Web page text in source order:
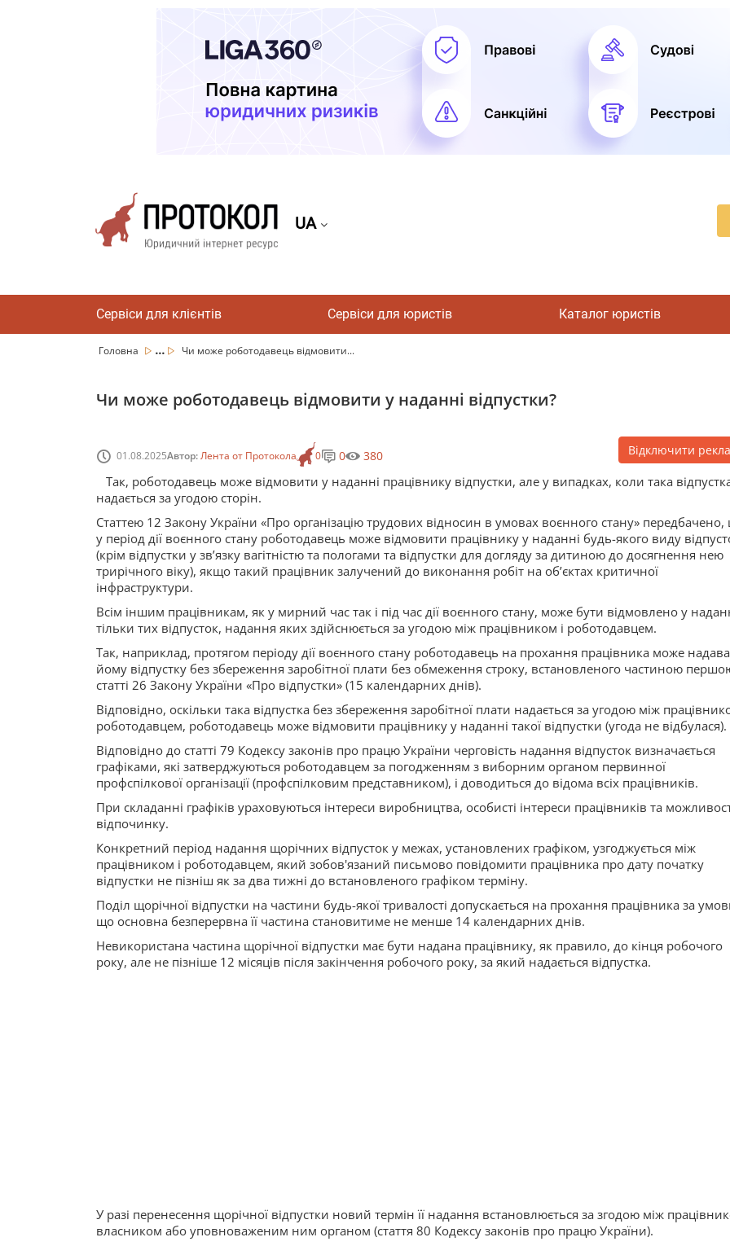
UA
Сервіси для клієнтів Сервіси для юристів Каталог юристів
Головна ... Чи може роботодавець відмовити...
Чи може роботодавець відмовити у наданні відпустки?
01.08.2025Автор:Лента от Протокола 0 0 380 Відключити
Так, роботодавець може відмовити у наданні працівнику відпустки, але у випадках, коли така
надається за угодою сторін.
Статтею 12 Закону України «Про організацію трудових відносин в умовах воєнного стану»
у період дії воєнного стану роботодавець може відмовити працівнику у наданні будь-якого виду
(крім відпустки у зв’язку вагітністю та пологами та відпустки для догляду за дитиною до досягнення нею
трирічного віку), якщо такий працівник залучений до виконання робіт на об’єктах критичної
інфраструктури.
Всім іншим працівникам, як у мирний час так і під час дії воєнного стану, може бути відмовлено у
тільки тих відпусток, надання яких здійснюється за угодою між працівником і роботодавцем.
Так, наприклад, протягом періоду дії воєнного стану роботодавець на прохання працівника може
йому відпустку без збереження заробітної плати без обмеження строку, встановленого частиною
статті 26 Закону України «Про відпустки» (15 календарних днів).
Відповідно, оскільки така відпустка без збереження заробітної плати надається за угодою між
роботодавцем, роботодавець може відмовити працівнику у наданні такої відпустки (угода не відбулася).
Відповідно до статті 79 Кодексу законів про працю України черговість надання відпусток визначається
графіками, які затверджуються роботодавцем за погодженням з виборним органом первинної
профспілкової організації (профспілковим представником), і доводиться до відома всіх працівників.
При складанні графіків ураховуються інтереси виробництва, особисті інтереси працівників та
відпочинку.
Конкретний період надання щорічних відпусток у межах, установлених графіком, узгоджується між
працівником і роботодавцем, який зобов'язаний письмово повідомити працівника про дату початку
відпустки не пізніш як за два тижні до встановленого графіком терміну.
Поділ щорічної відпустки на частини будь-якої тривалості допускається на прохання працівника за
що основна безперервна її частина становитиме не менше 14 календарних днів.
Невикористана частина щорічної відпустки має бути надана працівнику, як правило, до кінця робочого
року, але не пізніше 12 місяців після закінчення робочого року, за який надається відпустка.
У разі перенесення щорічної відпустки новий термін її надання встановлюється за згодою між
власником або уповноваженим ним органом (стаття 80 Кодексу законів про працю України).